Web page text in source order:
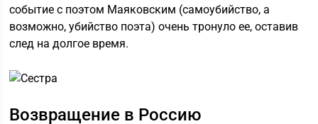
событие с поэтом Маяковским (самоубийство, а
возможно, убийство поэта) очень тронуло ее, оставив
след на долгое время.
Возвращение в Россию